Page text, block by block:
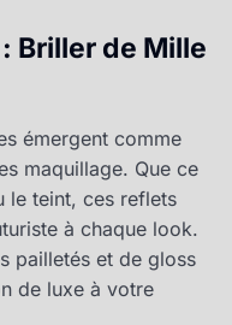
Briller de Mille
émergent comme
maquillage. Que ce
le teint, ces reflets
à chaque look.
pailletés et de gloss
de luxe à votre